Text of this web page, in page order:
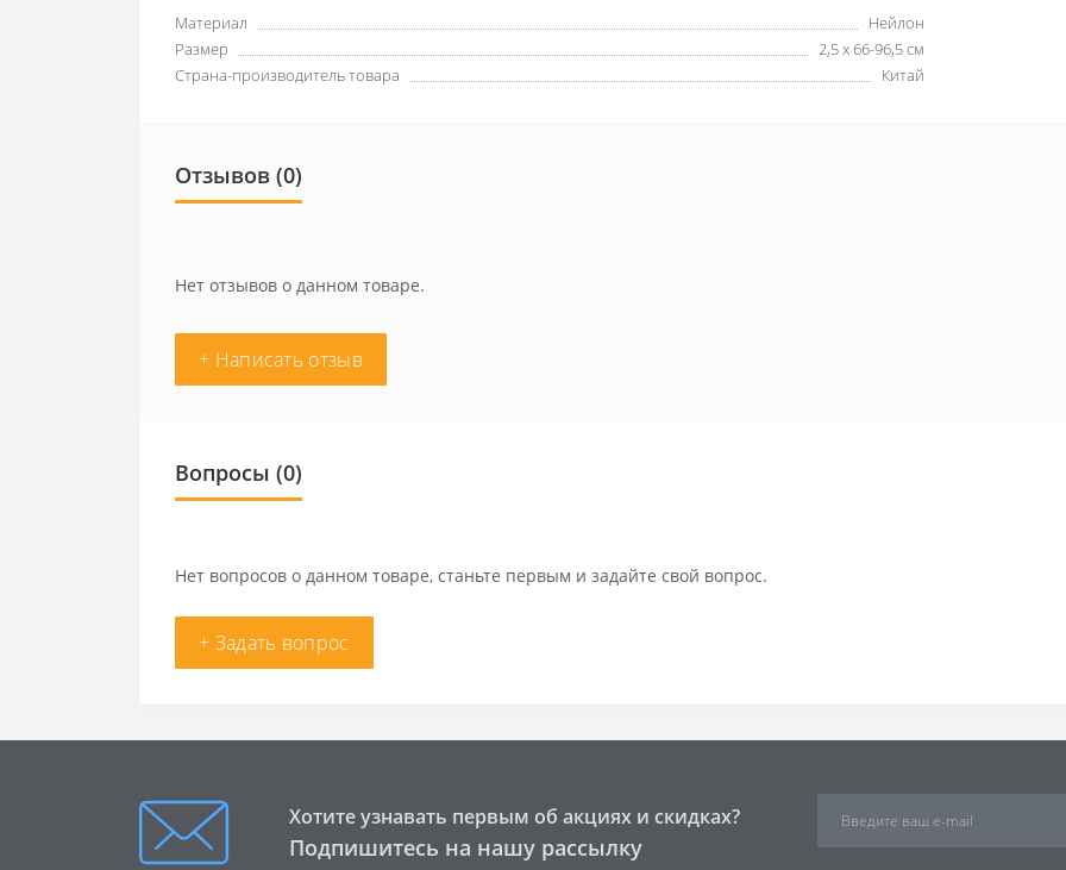
Материал
Нейлон
Размер
2,5 х 66-96,5 см
Страна-производитель товара
Китай
Отзывов (0)
Нет отзывов о данном товаре.
+ Написать отзыв
Вопросы (0)
Нет вопросов о данном товаре, станьте первым и задайте свой вопрос.
+ Задать вопрос
Хотите узнавать первым об акциях и скидках?
Подпишитесь на нашу рассылку